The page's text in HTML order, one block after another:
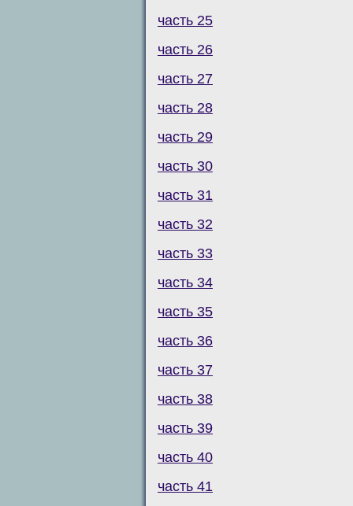
часть 25
часть 26
часть 27
часть 28
часть 29
часть 30
часть 31
часть 32
часть 33
часть 34
часть 35
часть 36
часть 37
часть 38
часть 39
часть 40
часть 41